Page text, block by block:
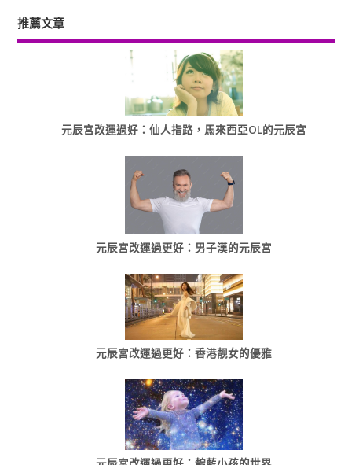
推薦文章
元辰宮改運過好：仙人指路，馬來西亞OL的元辰宮
元辰宮改運過更好：男子漢的元辰宮
元辰宮改運過更好：香港靓女的優雅